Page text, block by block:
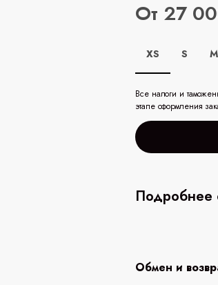
От 27
XS S M
Все налоги и
этапе оформления
Подробнее
Обмен и